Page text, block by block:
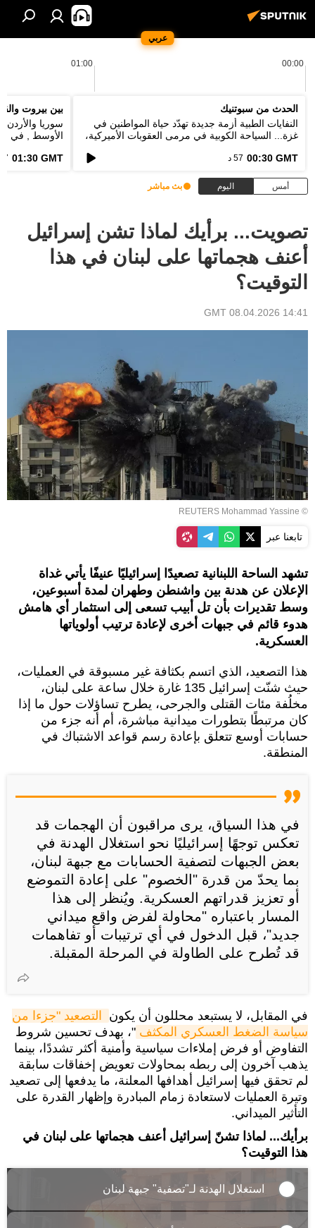
عربي
00:00
01:00
الحدث من سبوتنيك
النفايات الطبية أزمة جديدة تهدّد حياة المواطنين في
غزة... السياحة الكوبية في مرمى العقوبات الأميركية،
00:30 GMT 57 د
بين بيروت
سوريا
الأوسط , في
01:30 GMT
57
أمس اليوم بث مباشر
تصويت... برأيك لماذا تشن إسرائيل
أعنف هجماتها على لبنان في هذا
التوقيت؟
14:41 GMT 08.04.2026
© REUTERS Mohammad Yassine
تابعنا عبر
تشهد الساحة اللبنانية تصعيدًا إسرائيليًا عنيفًا يأتي غداة
الإعلان عن هدنة بين واشنطن وطهران لمدة أسبوعين،
وسط تقديرات بأن تل أبيب تسعى إلى استثمار أي هامش
هدوء قائم في جبهات أخرى لإعادة ترتيب أولوياتها
العسكرية.
هذا التصعيد، الذي اتسم بكثافة غير مسبوقة في العمليات،
حيث شنّت إسرائيل 135 غارة خلال ساعة على لبنان،
مخلُفة مئات القتلى والجرحى، يطرح تساؤلات حول ما إذا
كان مرتبطًا بتطورات ميدانية مباشرة، أم أنه جزء من
حسابات أوسع تتعلق بإعادة رسم قواعد الاشتباك في
المنطقة.
في هذا السياق، يرى مراقبون أن الهجمات قد
تعكس توجهًا إسرائيليًا نحو استغلال الهدنة في
بعض الجبهات لتصفية الحسابات مع جبهة لبنان،
بما يحدّ من قدرة "الخصوم" على إعادة التموضع
أو تعزيز قدراتهم العسكرية. ويُنظر إلى هذا
المسار باعتباره "محاولة لفرض واقع ميداني
جديد"، قبل الدخول في أي ترتيبات أو تفاهمات
قد تُطرح على الطاولة في المرحلة المقبلة.
في المقابل، لا يستبعد محللون أن يكون
سياسة الضغط العسكري المكثف "، بهدف تحسين شروط
التفاوض أو فرض إملاءات سياسية وأمنية أكثر تشددًا، بينما
يذهب آخرون إلى ربطه بمحاولات تعويض إخفاقات سابقة
لم تحقق فيها إسرائيل أهدافها المعلنة، ما يدفعها إلى تصعيد
وتيرة العمليات لاستعادة زمام المبادرة وإظهار القدرة على
التأثير الميداني.
برأيك... لماذا تشنّ إسرائيل أعنف هجماتها على لبنان في
هذا التوقيت؟
استغلال الهدنة لـ"تصفية" جبهة لبنان